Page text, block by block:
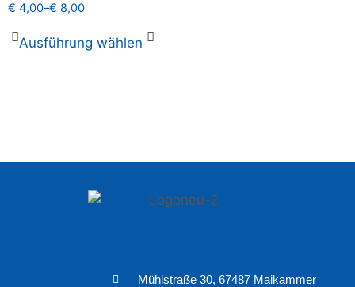
€ 4,00–€ 8,00
Ausführung wählen
Mühlstraße 30, 67487 Maikammer